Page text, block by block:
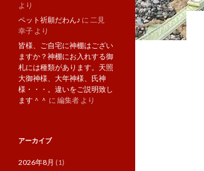
より
ペット祈願だわん♪ に 二見
幸子 より
皆様、ご自宅に神棚はござい
ますか？神棚にお入れする御
札には種類があります。天照
大御神様、大年神様、氏神
様・・・。違いをご説明致し
ます＾＾ に 編集者 より
アーカイブ
2026年8月 (1)